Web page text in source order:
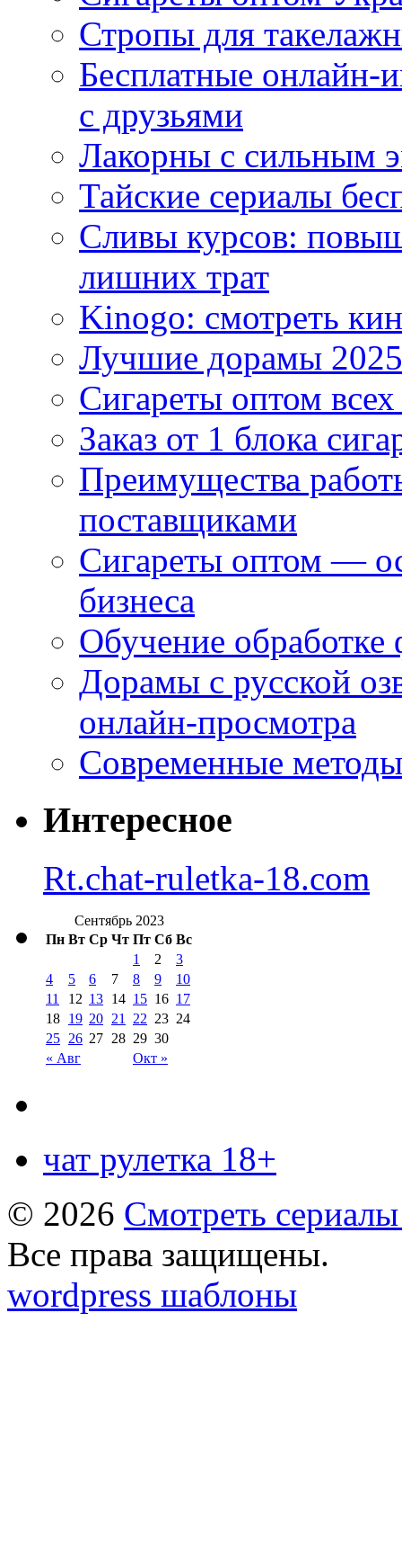
Стропы для
Бесплатные
с друзьями
Лакорны с сильным
Тайские сериалы
Сливы курсов:
лишних трат
Kinogo: смотреть
Лучшие дорамы
Сигареты оптом
Заказ от 1 блока
Преимущества
поставщиками
Сигареты оптом —
бизнеса
Обучение
Дорамы с русской
онлайн-просмотра
Современные
Интересное
Rt.chat-ruletka-18.com
Сентябрь 2023
Пн Вт Ср Чт Пт Сб Вс
« Авг Окт »
1 2
3
4
5 6 7 8 9
10
11
12 13 14 15 16 17
18 19 20 21 22 23 24
25 26 27 28 29 30
чат рулетка 18+
© 2026 Смотреть
Все права защищены.
wordpress шаблоны